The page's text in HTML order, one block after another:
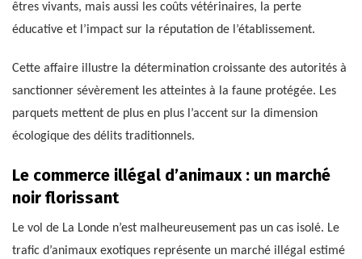
êtres vivants, mais aussi les coûts vétérinaires, la perte
éducative et l’impact sur la réputation de l’établissement.
Cette affaire illustre la détermination croissante des autorités à
sanctionner sévèrement les atteintes à la faune protégée. Les
parquets mettent de plus en plus l’accent sur la dimension
écologique des délits traditionnels.
Le commerce illégal d’animaux : un marché
noir florissant
Le vol de La Londe n’est malheureusement pas un cas isolé. Le
trafic d’animaux exotiques représente un marché illégal estimé